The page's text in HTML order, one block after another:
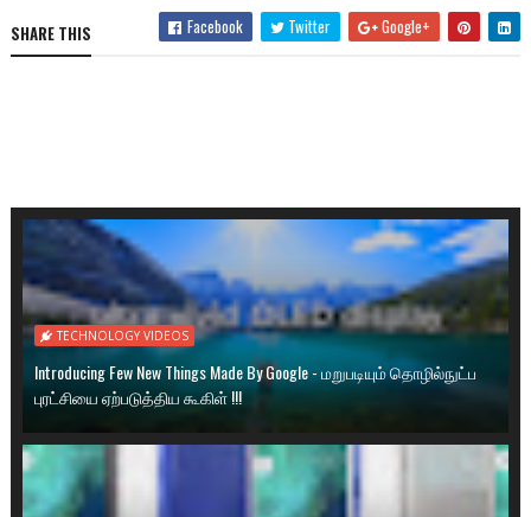
SHARE THIS Facebook Twitter Google+
TECHNOLOGY VIDEOS
Introducing Few New Things Made By Google - மறுபடியும் தொழில்நுட்ப
புரட்சியை ஏற்படுத்திய கூகிள் !!!